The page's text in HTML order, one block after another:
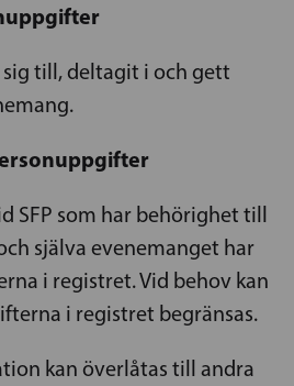
till, deltagit i och gett
SFP som har behörighet till
själva evenemanget har
i registret. Vid behov kan
i registret begränsas.
kan överlåtas till andra